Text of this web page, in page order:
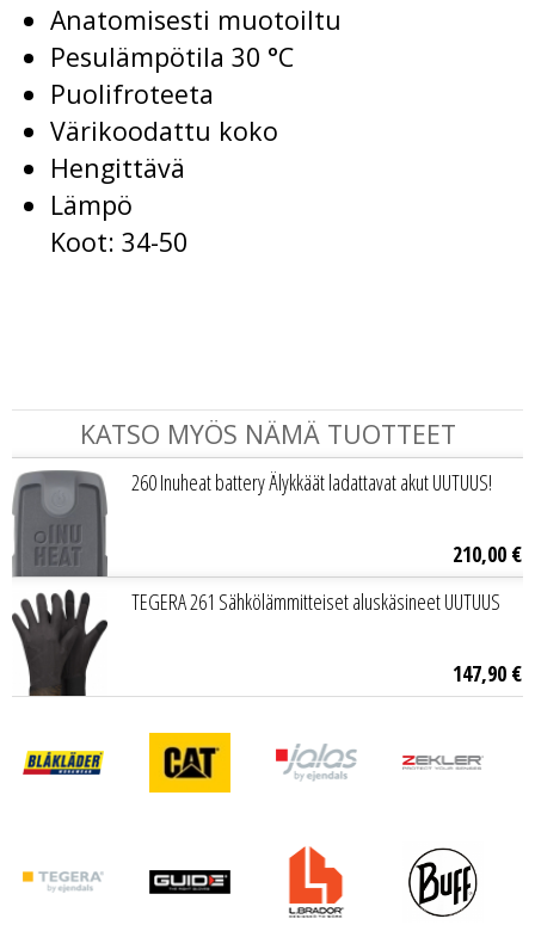
Anatomisesti muotoiltu
Pesulämpötila 30 °C
Puolifroteeta
Värikoodattu koko
Hengittävä
Lämpö
Koot: 34-50
KATSO MYÖS NÄMÄ TUOTTEET
260 Inuheat battery Älykkäät ladattavat akut UUTUUS!
210,00 €
TEGERA 261 Sähkölämmitteiset aluskäsineet UUTUUS
147,90 €